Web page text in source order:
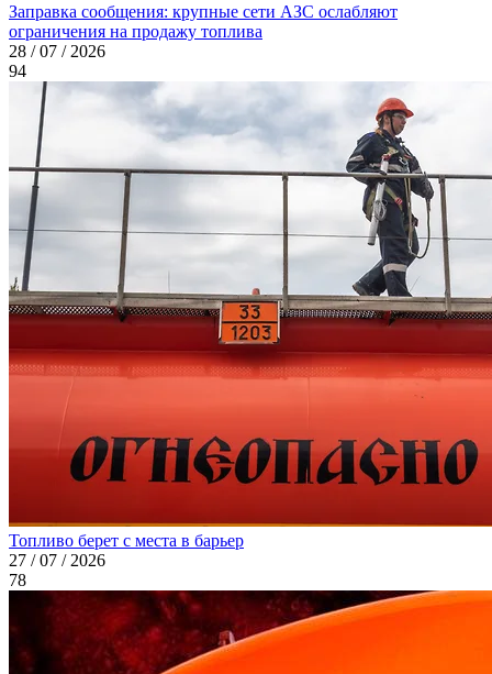
Заправка сообщения: крупные сети АЗС ослабляют
ограничения на продажу топлива
28 / 07 / 2026
94
Топливо берет с места в барьер
27 / 07 / 2026
78